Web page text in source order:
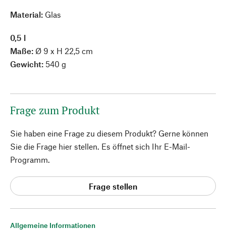
Allgemeine Informationen
Material: Glas
0,5 l
Maße: Ø 9 x H 22,5 cm
Gewicht: 540 g
Frage zum Produkt
Sie haben eine Frage zu diesem Produkt? Gerne können
Sie die Frage hier stellen. Es öffnet sich Ihr E-Mail-
Programm.
Frage stellen